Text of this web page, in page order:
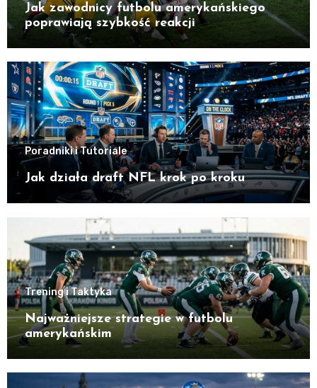
Jak zawodnicy futbolu amerykańskiego
poprawiają szybkość reakcji
Poradniki i Tutoriale
Jak działa draft NFL krok po kroku
Trening i Taktyka
Najważniejsze strategie w futbolu
amerykańskim